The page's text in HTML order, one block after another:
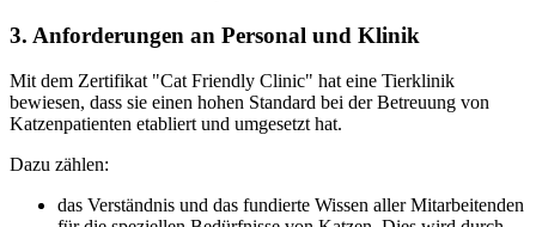
3. Anforderungen an Personal und Klinik
Mit dem Zertifikat "Cat Friendly Clinic" hat eine Tierklinik
bewiesen, dass sie einen hohen Standard bei der Betreuung von
Katzenpatienten etabliert und umgesetzt hat.
Dazu zählen:
das Verständnis und das fundierte Wissen aller Mitarbeitenden